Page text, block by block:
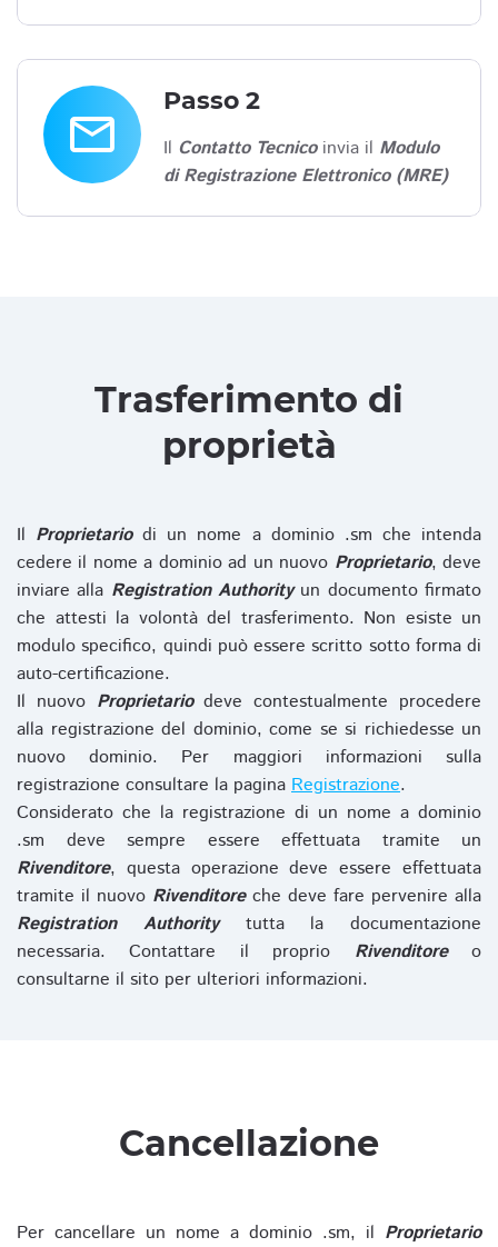
email
Passo 2
Il Contatto Tecnicoinvia il Modulo
di Registrazione Elettronico (MRE)
Trasferimento di
proprietà
Il Proprietariodi un nome a dominio .sm che intenda
cedere il nome a dominio ad un nuovo Proprietario, deve
inviare alla Registration Authorityun documento firmato
che attesti la volontà del trasferimento. Non esiste un
modulo specifico, quindi può essere scritto sotto forma di
auto-certificazione.
Il nuovo Proprietariodeve contestualmente procedere
alla registrazione del dominio, come se si richiedesse un
nuovo dominio. Per maggiori informazioni sulla
registrazione consultare la pagina Registrazione.
Considerato che la registrazione di un nome a dominio
.sm deve sempre essere effettuata tramite un
Rivenditore, questa operazione deve essere effettuata
tramite il nuovo Rivenditoreche deve fare pervenire alla
Registration Authoritytutta la documentazione
necessaria. Contattare il proprio Rivenditoreo
consultarne il sito per ulteriori informazioni.
Cancellazione
Per cancellare un nome a dominio .sm, il Proprietario